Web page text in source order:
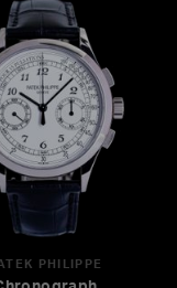
PHILIPPE